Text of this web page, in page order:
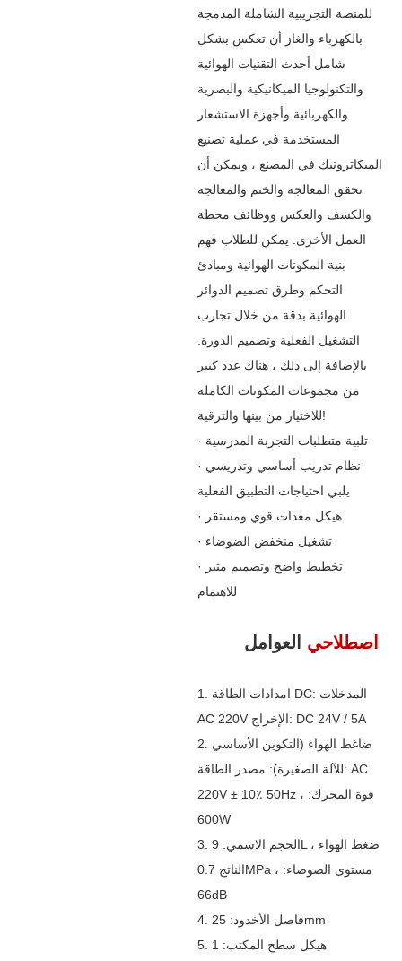
للمنصة التجريبية الشاملة المدمجة
بالكهرباء والغاز أن تعكس بشكل
شامل أحدث التقنيات الهوائية
والتكنولوجيا الميكانيكية والبصرية
والكهربائية وأجهزة الاستشعار
المستخدمة في عملية تصنيع
الميكاترونيك في المصنع ، ويمكن أن
تحقق المعالجة والختم والمعالجة
والكشف والعكس ووظائف محطة
العمل الأخرى. يمكن للطلاب فهم
بنية المكونات الهوائية ومبادئ
التحكم وطرق تصميم الدوائر
الهوائية بدقة من خلال تجارب
التشغيل الفعلية وتصميم الدورة.
بالإضافة إلى ذلك ، هناك عدد كبير
من مجموعات المكونات الكاملة
للاختيار من بينها والترقية!
· تلبية متطلبات التجربة المدرسية
· نظام تدريب أساسي وتدريسي
يلبي احتياجات التطبيق الفعلية
· هيكل معدات قوي ومستقر
· تشغيل منخفض الضوضاء
· تخطيط واضح وتصميم مثير
للاهتمام
اصطلاحي العوامل
1. امدادات الطاقة DC: المدخلات
AC 220V الإخراج: DC 24V / 5A
2. ضاغط الهواء (التكوين الأساسي
للآلة الصغيرة): مصدر الطاقة: AC
220V ± 10٪ 50Hz ، قوة المحرك:
600W
3. الحجم الاسمي: 9L ، ضغط الهواء
الناتج 0.7MPa ، مستوى الضوضاء:
66dB
4. فاصل الأخدود: 25mm
5. هيكل سطح المكتب: 1